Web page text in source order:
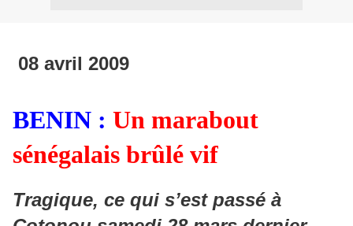
08 avril 2009
BENIN : Un marabout
sénégalais brûlé vif
Tragique, ce qui s’est passé à